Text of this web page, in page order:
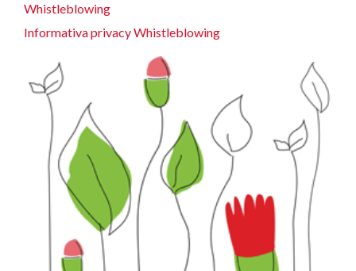
Whistleblowing
Informativa privacy Whistleblowing